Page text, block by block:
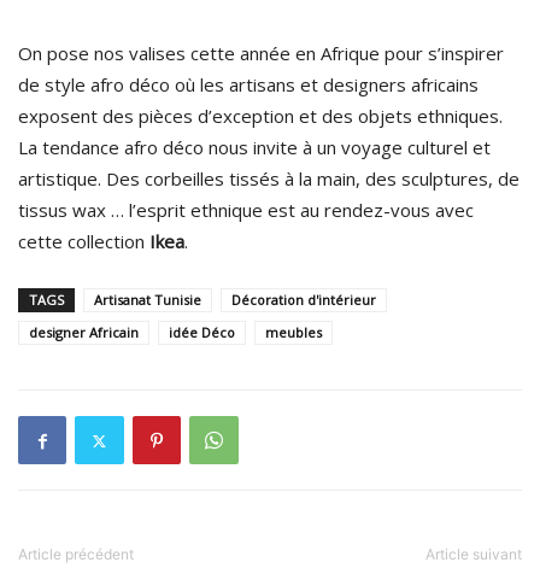
On pose nos valises cette année en Afrique pour s’inspirer
de style afro déco où les artisans et designers africains
exposent des pièces d’exception et des objets ethniques.
La tendance afro déco nous invite à un voyage culturel et
artistique. Des corbeilles tissés à la main, des sculptures, de
tissus wax … l’esprit ethnique est au rendez-vous avec
cette collection Ikea.
TAGS Artisanat Tunisie
Décoration d'intérieur
designer Africain
idée Déco meubles
Article précédent Article suivant